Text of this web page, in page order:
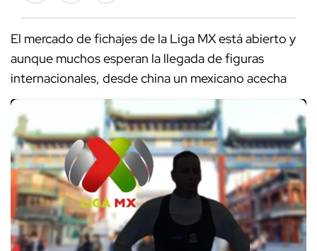
El mercado de fichajes de la Liga MX está abierto y
aunque muchos esperan la llegada de figuras
internacionales, desde china un mexicano acecha